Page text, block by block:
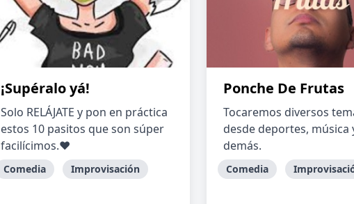
¡Supéralo yá!
Solo RELÁJATE y pon en práctica
estos 10 pasitos que son súper
facilícimos.♥
Comedia Improvisación
Ponche De Frutas
Tocaremos diversos
desde deportes, música
demás.
Comedia